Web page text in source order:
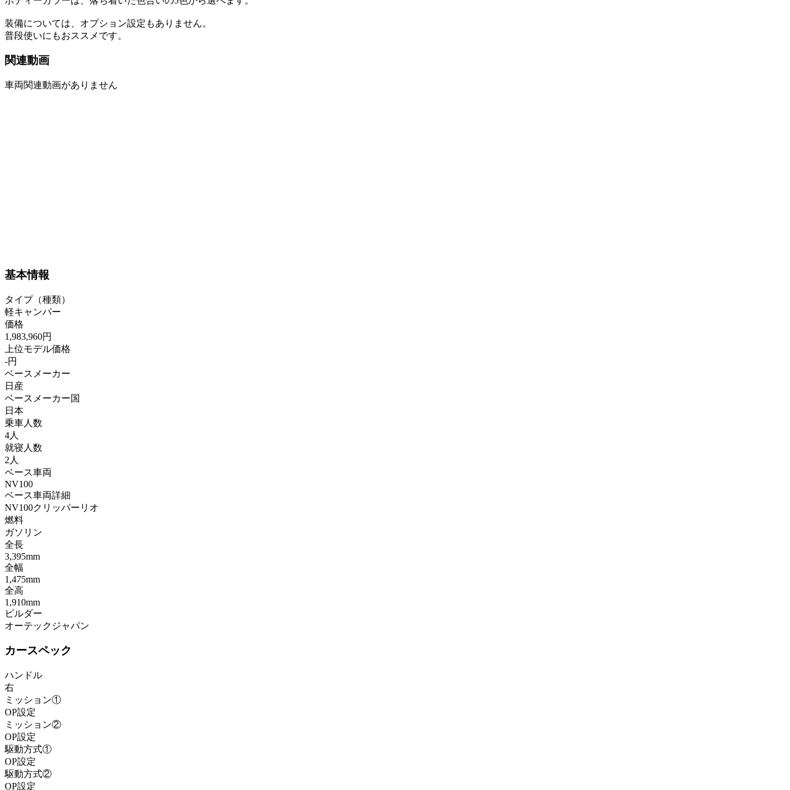
装備については、オプション設定もありません。
普段使いにもおススメです。
関連動画
車両関連動画がありません
基本情報
タイプ（種類）
軽キャンパー
価格
1,983,960円
上位モデル価格
-円
ベースメーカー
日産
ベースメーカー国
日本
乗車人数
4人
就寝人数
2人
ベース車両
NV100
ベース車両詳細
NV100クリッパーリオ
燃料
ガソリン
全長
3,395mm
全幅
1,475mm
全高
1,910mm
ビルダー
オーテックジャパン
カースペック
ハンドル
右
ミッション①
OP設定
ミッション②
OP設定
駆動方式①
OP設定
駆動方式②
OP設定